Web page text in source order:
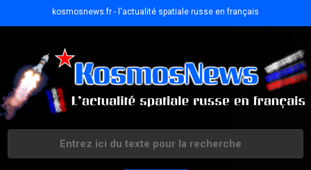
kosmosnews.fr - l'actualité spatiale russe en français